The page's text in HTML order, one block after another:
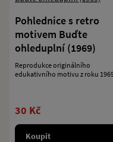
Pohlednice s retro
motivem Buďte
ohleduplní (1969)
Reprodukce originálního
edukativního motivu z roku
30 Kč
Koupit